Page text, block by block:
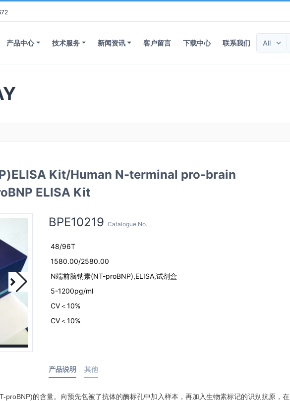
产品中心 技术服务 新闻资讯 客户留言 下载中心 联系我们
Kit/Human N-terminal pro-brain
ELISA Kit
BPE10219Catalogue No.
48/96T
1580.00/2580.00
N端前脑钠素(NT-proBNP),ELISA,试剂盒
5-1200pg/ml
CV＜10%
CV＜10%
产品说明 其他
proBNP)的含量。向预先包被了抗体的酶标孔中加入样本，再加入生物素标记的识别抗原，在